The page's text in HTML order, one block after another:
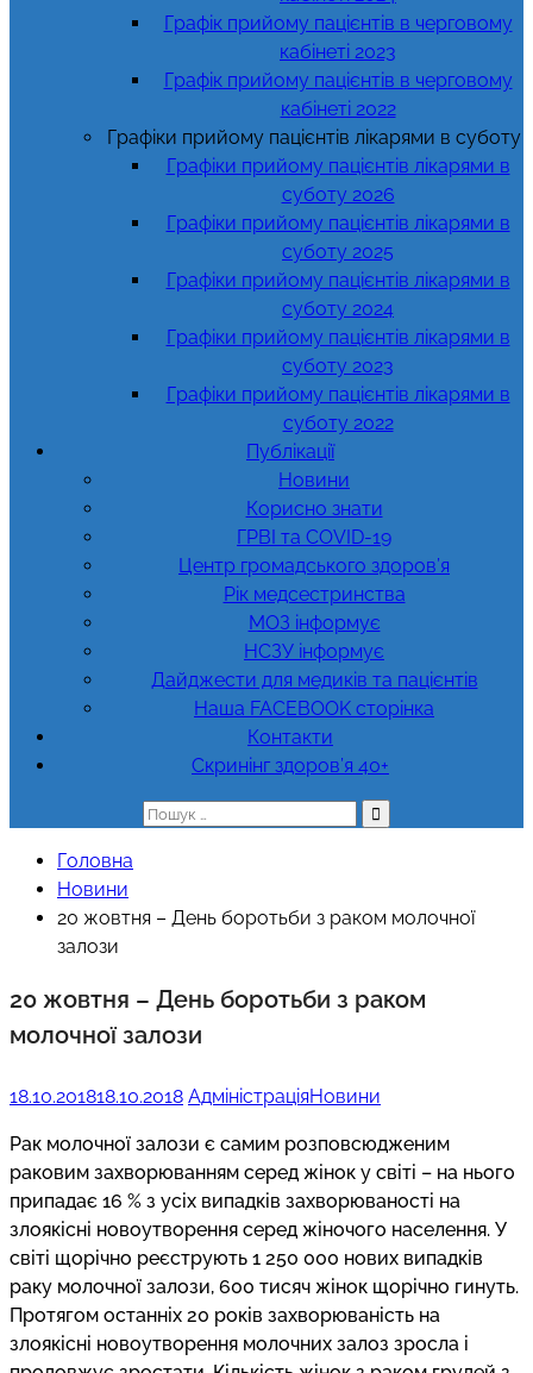
Графік прийому пацієнтів в черговому
кабінеті 2023
Графік прийому пацієнтів в черговому
кабінеті 2022
Графіки прийому пацієнтів лікарями в суботу
Графіки прийому пацієнтів лікарями в
суботу 2026
Графіки прийому пацієнтів лікарями в
суботу 2025
Графіки прийому пацієнтів лікарями в
суботу 2024
Графіки прийому пацієнтів лікарями в
суботу 2023
Графіки прийому пацієнтів лікарями в
суботу 2022
Публікації
Новини
Корисно знати
ГРВІ та COVID-19
Центр громадського здоров’я
Рік медсестринства
МОЗ інформує
НСЗУ інформує
Дайджести для медиків та пацієнтів
Наша FACEBOOK сторінка
Контакти
Скринінг здоров’я 40+
Пошук:
Головна
Новини
20 жовтня – День боротьби з раком молочної
залози
20 жовтня – День боротьби з раком
молочної залози
18.10.201818.10.2018 АдміністраціяНовини
Рак молочної залози є самим розповсюдженим
раковим захворюванням серед жінок у світі – на нього
припадає 16 % з усіх випадків захворюваності на
злоякісні новоутворення серед жіночого населення. У
світі щорічно реєструють 1 250 000 нових випадків
раку молочної залози, 600 тисяч жінок щорічно гинуть.
Протягом останніх 20 років захворюваність на
злоякісні новоутворення молочних залоз зросла і